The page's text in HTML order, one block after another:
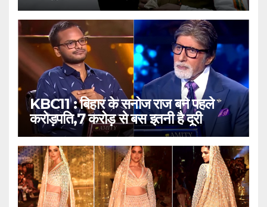
KBC11 : बिहार के सनोज राज बने पहले
करोड़पति,7 करोड़ से बस इतनी है दूरी